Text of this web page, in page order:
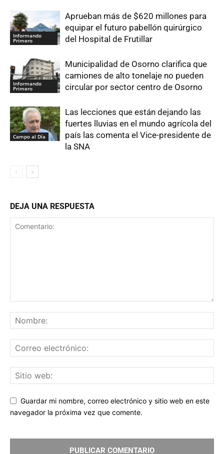
Informando
Primero
Aprueban más de $620 millones para
equipar el futuro pabellón quirúrgico
del Hospital de Frutillar
Informando
Primero
Municipalidad de Osorno clarifica que
camiones de alto tonelaje no pueden
circular por sector centro de Osorno
Campo al Día
Las lecciones que están dejando las
fuertes lluvias en el mundo agrícola del
país las comenta el Vice-presidente de
la SNA
DEJA UNA RESPUESTA
Guardar mi nombre, correo electrónico y sitio web en este
navegador la próxima vez que comente.